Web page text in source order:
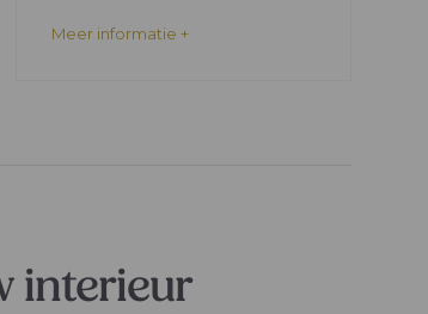
Meer informatie +
interieur